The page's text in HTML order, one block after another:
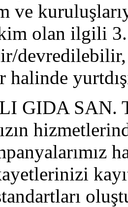
ve
olan ilgili
GIDA SAN.